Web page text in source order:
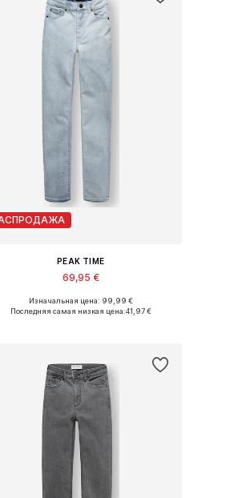
PEAK TIME
69,95 €
Доступно множество размеров
Изначальная цена: 99,99 €
Последняя самая низкая цена:41,97 €